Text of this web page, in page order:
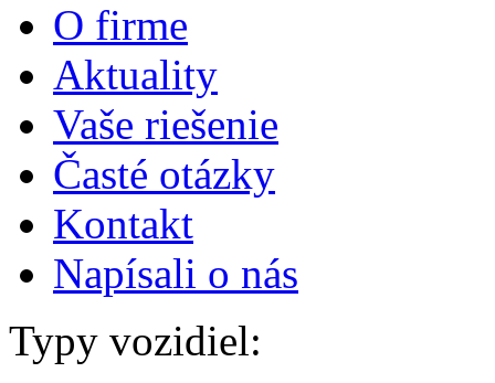
O firme
Aktuality
Vaše riešenie
Časté otázky
Kontakt
Napísali o nás
Typy vozidiel: